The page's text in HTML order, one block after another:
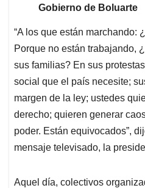
Gobierno de Boluarte
“A los que están marchando:
Porque no están trabajando,
sus familias? En sus
social que el país necesite;
margen de la ley; ustedes
derecho; quieren generar
poder. Están equivocados”,
mensaje televisado, la
Aquel día, colectivos